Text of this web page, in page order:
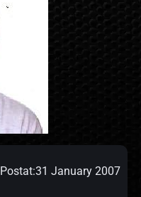
Postat:31 January 2007